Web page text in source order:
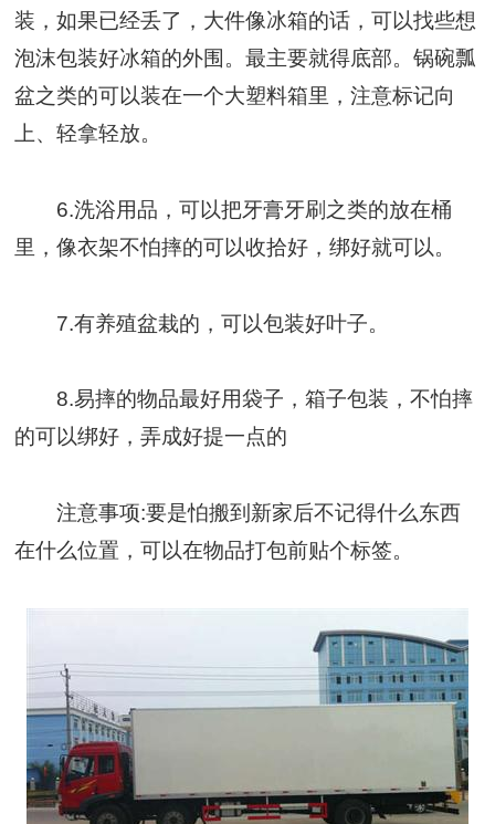
装，如果已经丢了，大件像冰箱的话，可以找些想
泡沫包装好冰箱的外围。最主要就得底部。锅碗瓢
盆之类的可以装在一个大塑料箱里，注意标记向
上、轻拿轻放。
6.洗浴用品，可以把牙膏牙刷之类的放在桶
里，像衣架不怕摔的可以收拾好，绑好就可以。
7.有养殖盆栽的，可以包装好叶子。
8.易摔的物品最好用袋子，箱子包装，不怕摔
的可以绑好，弄成好提一点的
注意事项:要是怕搬到新家后不记得什么东西
在什么位置，可以在物品打包前贴个标签。